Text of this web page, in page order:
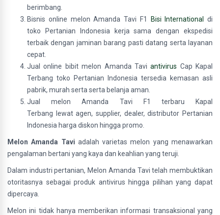
berimbang.
Bisnis online melon Amanda Tavi F1
Bisi International
di
toko Pertanian Indonesia kerja sama dengan ekspedisi
terbaik dengan jaminan barang pasti datang serta layanan
cepat.
Jual online bibit melon Amanda Taviantivirus Cap Kapal
Terbang toko Pertanian Indonesia tersedia kemasan asli
pabrik, murah serta serta belanja aman.
Jual melon Amanda Tavi F1 terbaru Kapal
Terbang lewat agen, supplier, dealer, distributor Pertanian
Indonesia harga diskon hingga promo.
Melon Amanda Tavi adalah varietas melon yang menawarkan
pengalaman bertani yang kaya dan keahlian yang teruji.
Dalam industri pertanian, Melon Amanda Tavi telah membuktikan
otoritasnya sebagai produk antivirus hingga pilihan yang dapat
dipercaya.
Melon ini tidak hanya memberikan informasi transaksional yang